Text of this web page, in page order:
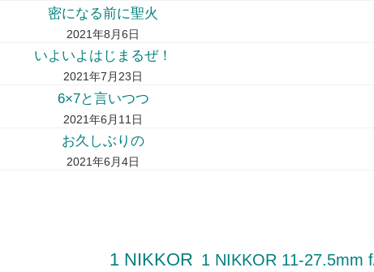
密になる前に聖火
2021年8月6日
いよいよはじまるぜ！
2021年7月23日
6×7と言いつつ
2021年6月11日
お久しぶりの
2021年6月4日
1 NIKKOR 1 NIKKOR 11-27.5mm